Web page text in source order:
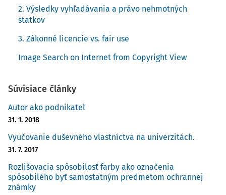
tomu bude pri obrázkovom vyhľadávaní, kedy po zadaní
konkrétneho výrazu vo vyhľadávači sa zobrazí webová
stránka s ukážkami zmenšených a komprimovaných
zmysle autorského zákona.
internetové vyhľadávanie obrázkov, ktorému sa v
odbornej literatúre venuje pozornosť už pomerne dlho.
Jedným z posledných rozhodnutí, o ktorom sa v súčasnosti
súdu týkajúce sa náhľadov obrázkov ako výsledkov
fulltextového vyhľadávania.
2. Výsledky vyhľadávania a právo nehmotných
statkov
3. Zákonné licencie vs. fair use
Image Search on Internet from Copyright View
Súvisiace články
Autor ako podnikateľ
31. 1. 2018
Vyučovanie duševného vlastníctva na univerzitách.
31. 7. 2017
Rozlišovacia spôsobilosť farby ako označenia
spôsobilého byť samostatným predmetom ochrannej
známky